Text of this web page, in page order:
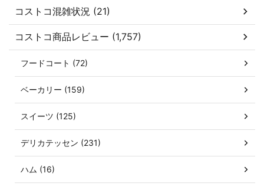
コストコ混雑状況 (21)
コストコ商品レビュー (1,757)
フードコート (72)
ベーカリー (159)
スイーツ (125)
デリカテッセン (231)
ハム (16)